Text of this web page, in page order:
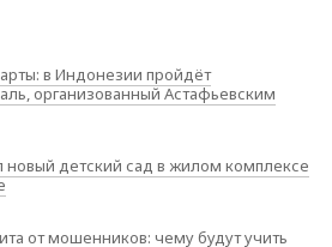
в Индонезии пройдёт
организованный Астафьевским
детский сад в жилом комплексе
от мошенников: чему будут учить